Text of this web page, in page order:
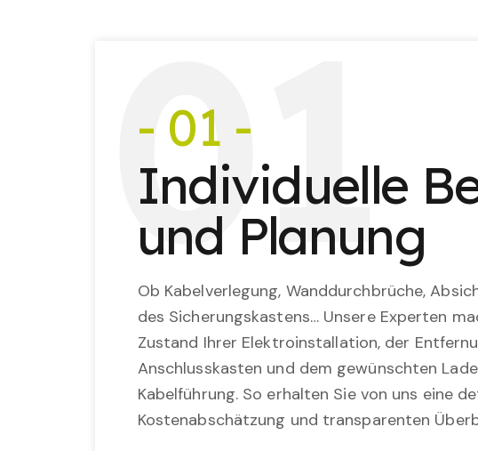
01
- 01 -
Individuelle
und Planung
Ob Kabelverlegung, Wanddurchbrüche,
des Sicherungskastens… Unsere Experten
Zustand Ihrer Elektroinstallation, der
Anschlusskasten und dem gewünschten
Kabelführung. So erhalten Sie von uns eine
Kostenabschätzung und transparenten